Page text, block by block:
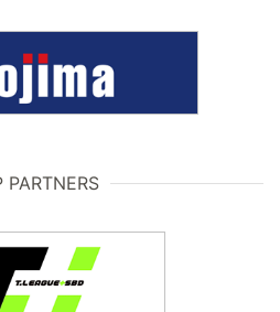
PARTNERS